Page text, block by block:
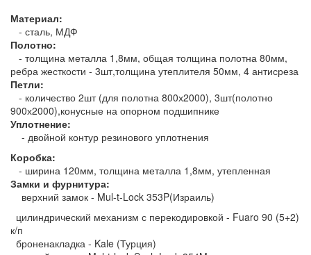
Материал:
- сталь, МДФ
Полотно:
- толщина металла 1,8мм, общая толщина полотна 80мм,
ребра жесткости - 3шт,толщина утеплителя 50мм, 4 антисреза
Петли:
- количество 2шт (для полотна 800х2000), 3шт(полотно
900х2000),конусные на опорном подшипнике
Уплотнение:
- двойной контур резинового уплотнения
Коробка:
- ширина 120мм, толщина металла 1,8мм, утепленная
Замки и фурнитура:
верхний замок - Mul-t-Lock 353P(Израиль)
цилиндрический механизм с перекодировкой - Fuaro 90 (5+2)
к/п
броненакладка - Kale (Турция)